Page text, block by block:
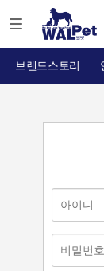
브랜드스토리